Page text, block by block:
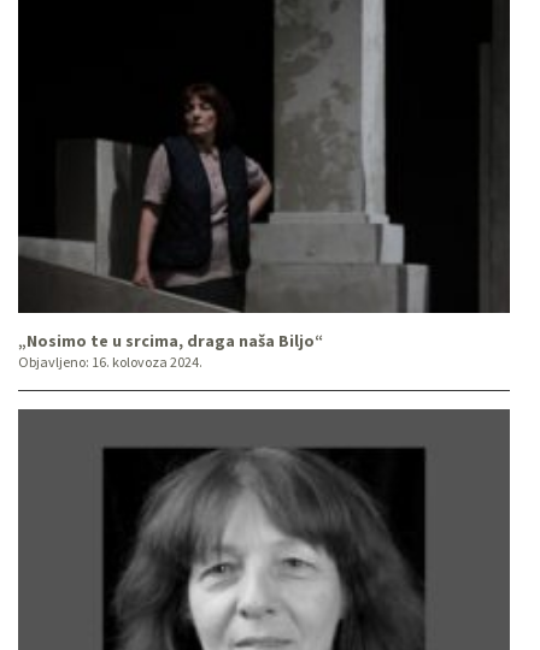
„Nosimo te u srcima, draga naša Biljo“
Objavljeno: 16. kolovoza 2024.